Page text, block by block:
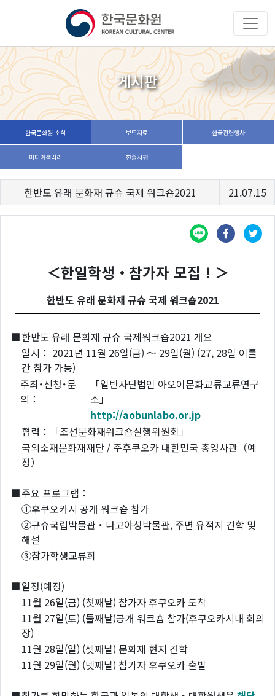
게시판
한국문화원 소식 보도자료 한국관련행사
미디어갤러리 한줄서평
한반도 유래 문화재 규슈 국제 워크숍2021 21.07.15
＜한일학생・참가자 모집！＞
한반도 유래 문화재 규슈 국제 워크숍2021
■한반도 유래 문화재 규슈 국제워크숍2021 개요
일시： 2021년 11월 26일(금) ～ 29일(월) (27, 28일 이틀
간 참가 가능)
주최･신청･문
의：
「일반사단법인 아오이문화교류교류연구
소」
http://aobunlabo.or.jp
협력：「조선문화재워크숍실행위원회」
국외소재문화재재단 / 주후쿠오카 대한민국 총영사관（예
정）
■주요 프로그램：
①후쿠오카시 공개 워크숍 참가
②규슈국립박물관・나고야성박물관, 주변 유적지 견학 및
해설
③참가학생교류회
■일정(예정)
11월 26일(금) (첫째날) 참가자 후쿠오카 도착
11월 27일(토) (둘째날)공개 워크숍 참가(후쿠오카시내 회의
장)
11월 28일(일) (셋째날) 문화재 현지 견학
11월 29일(월) (넷째날) 참가자 후쿠오카 출발